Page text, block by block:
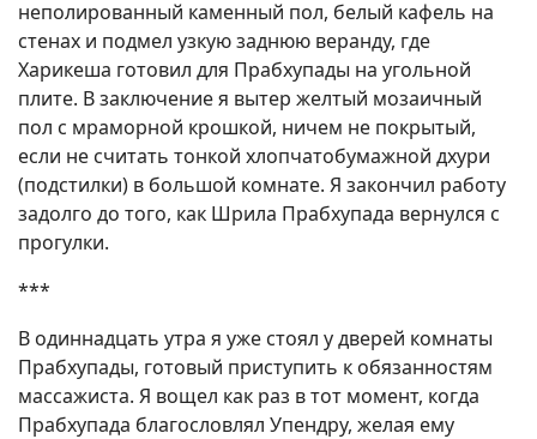
неполированный каменный пол, белый кафель на
стенах и подмел узкую заднюю веранду, где
Харикеша готовил для Прабхупады на угольной
плите. В заключение я вытер желтый мозаичный
пол с мраморной крошкой, ничем не покрытый,
если не считать тонкой хлопчатобумажной дхури
(подстилки) в большой комнате. Я закончил работу
задолго до того, как Шрила Прабхупада вернулся с
прогулки.
***
В одиннадцать утра я уже стоял у дверей комнаты
Прабхупады, готовый приступить к обязанностям
массажиста. Я вощел как раз в тот момент, когда
Прабхупада благословлял Упендру, желая ему